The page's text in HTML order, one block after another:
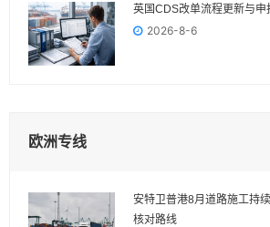
英国CDS改单流程更新与申
2026-8-6
欧洲专线
安特卫普港8月道路施工持
核对路线